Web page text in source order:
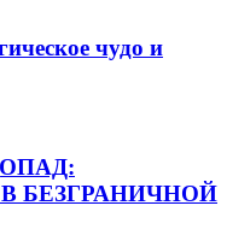
чудо и
БЕЗГРАНИЧНОЙ